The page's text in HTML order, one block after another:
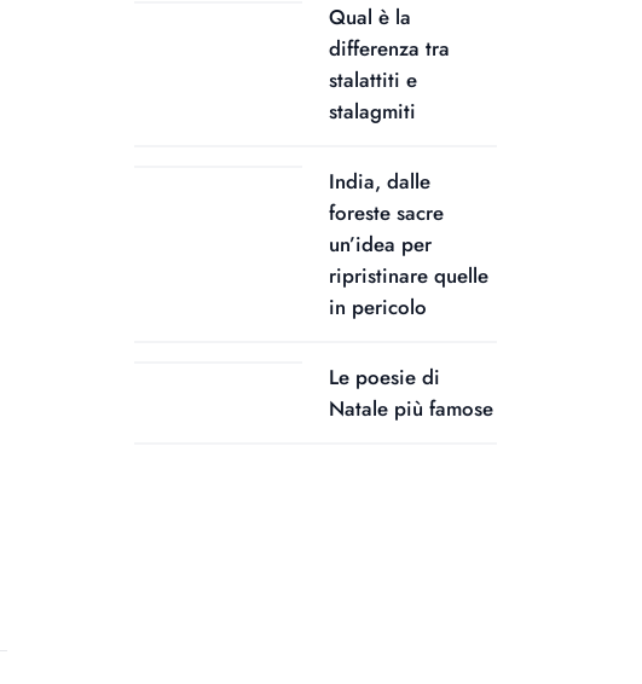
Qual è la
differenza tra
stalattiti e
stalagmiti
India, dalle
foreste sacre
un’idea per
ripristinare quelle
in pericolo
Le poesie di
Natale più famose